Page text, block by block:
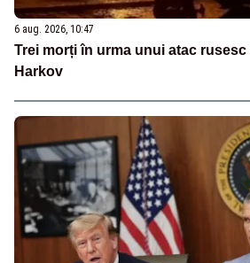
6 aug. 2026, 10:47
Trei morți în urma unui atac
Harkov